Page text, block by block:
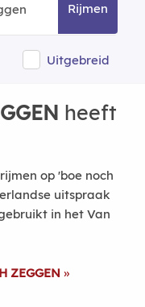
Rijmen
Uitgebreid
heeft
op 'boe noch
uitspraak
in het Van
ZEGGEN